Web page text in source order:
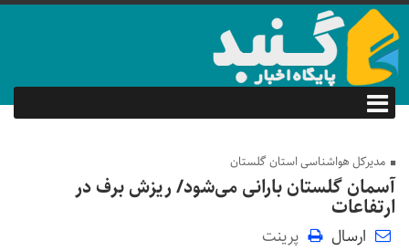
مدیرکل هواشناسی استان گلستان
آسمان گلستان بارانی می‌شود/ ریزش برف در
ارتفاعات
ارسال پرینت